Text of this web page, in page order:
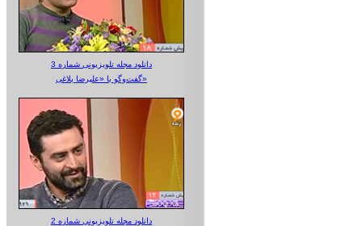
دانلود مجله تلویزیونی شماره 3
گفت‌وگو با «علیرضا بلاغی»
دانلود مجله تلویزیونی شماره 2